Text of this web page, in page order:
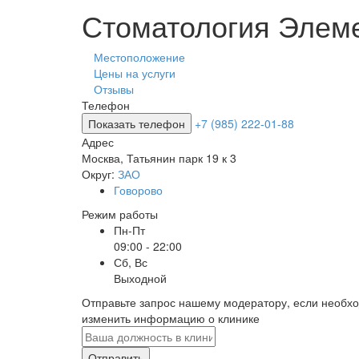
Стоматология
Местоположение
Цены на услуги
Отзывы
Телефон
Показать телефон
+7 (985) 222-01-88
Адрес
Москва, Татьянин парк 19 к 3
Округ: ЗАО
Говорово
Режим работы
Пн-Пт
09:00 - 22:00
Сб, Вс
Выходной
Отправьте запрос нашему модератору, если
изменить информацию о клинике